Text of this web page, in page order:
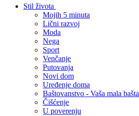
Stil života
Mojih 5 minuta
Lični razvoj
Moda
Nega
Sport
Venčanje
Putovanja
Novi dom
Uređenje doma
Baštovanstvo - Vaša mala bašta
Čišćenje
U poverenju